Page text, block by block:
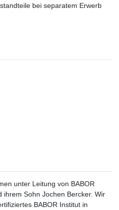
bei separatem Erwerb
unter Leitung von BABOR
ihrem Sohn Jochen Bercker. Wir
BABOR Institut in